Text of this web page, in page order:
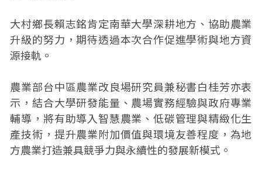
大村鄉長賴志銘肯定南華大學深耕地方、協助農業
升級的努力，期待透過本次合作促進學術與地方資
源接軌。
農業部台中區農業改良場研究員兼秘書白桂芳亦表
示，結合大學研發能量、農場實務經驗與政府專業
輔導，將有助導入智慧農業、低碳管理與精緻化生
產技術，提升農業附加價值與環境友善程度，為地
方農業打造兼具競爭力與永續性的發展新模式。